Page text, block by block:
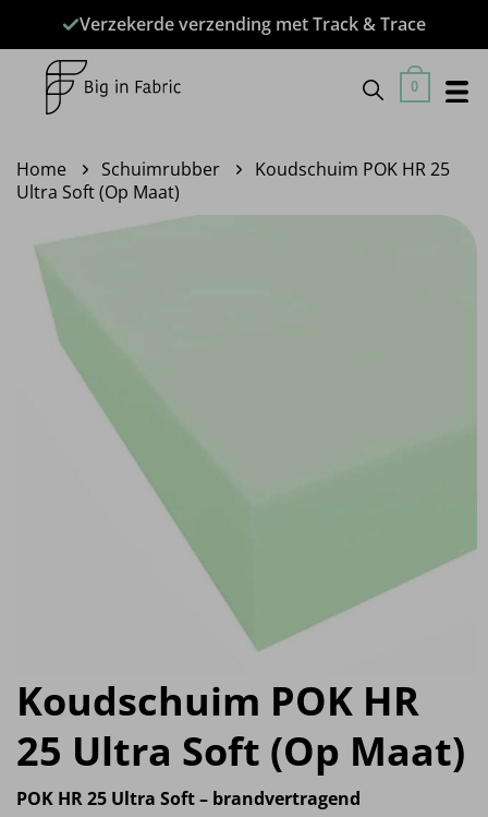
inhoud
Verzekerde verzending met Track & Trace
0
Home Schuimrubber
Koudschuim POK HR 25
Ultra Soft (Op Maat)
Koudschuim POK HR
25 Ultra Soft (Op Maat)
POK HR 25 Ultra Soft – brandvertragend